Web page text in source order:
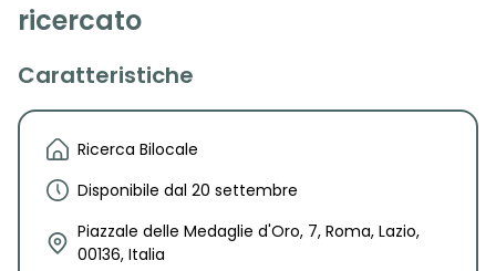
ricercato
Caratteristiche
Ricerca Bilocale
Disponibile dal 20 settembre
Piazzale delle Medaglie d'Oro, 7, Roma, Lazio,
00136, Italia